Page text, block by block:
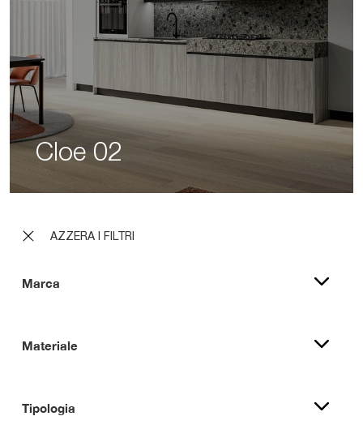
AZZERA I FILTRI
Marca
Materiale
Tipologia
Cloe 02